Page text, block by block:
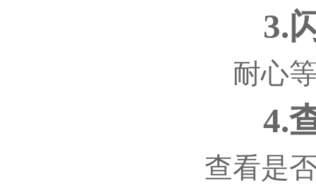
3.
耐心
4.
查看是